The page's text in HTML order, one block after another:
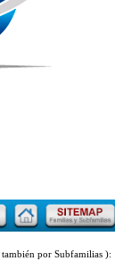
también por Subfamilias ):